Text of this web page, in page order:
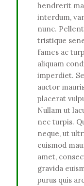
hendrerit
interdum,
nunc.
tristique
fames ac
aliquam
imperdiet.
auctor
placerat
Nullam ut
nec turpis.
neque, ut
euismod
amet,
gravida
purus quis